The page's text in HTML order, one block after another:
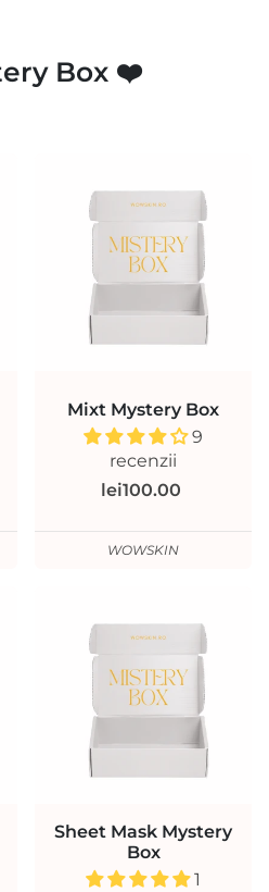
Box ❤️
Mixt Mystery Box
9
recenzii
lei100.00
WOWSKIN
Sheet Mask Mystery
Box
1